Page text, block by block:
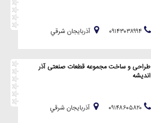
آذربايجان شرقي
طراحی و ساخت مجموعه قطعات صنعتی آذر
اندیشه
آذربايجان شرقي